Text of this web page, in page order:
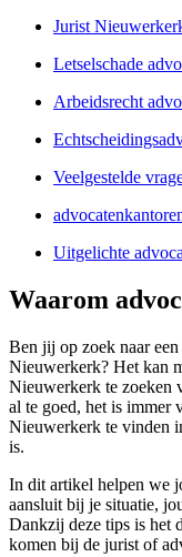
Jurist
Letselschade
Arbeidsrecht
Veelgestelde
Uitgelichte
Waarom
Ben jij op zoek naar
Nieuwerkerk? Het kan
Nieuwerkerk te zoeken
al te goed, het is immer
Nieuwerkerk te vinden
is.
In dit artikel helpen we
aansluit bij je situatie,
Dankzij deze tips is het
komen bij de jurist of